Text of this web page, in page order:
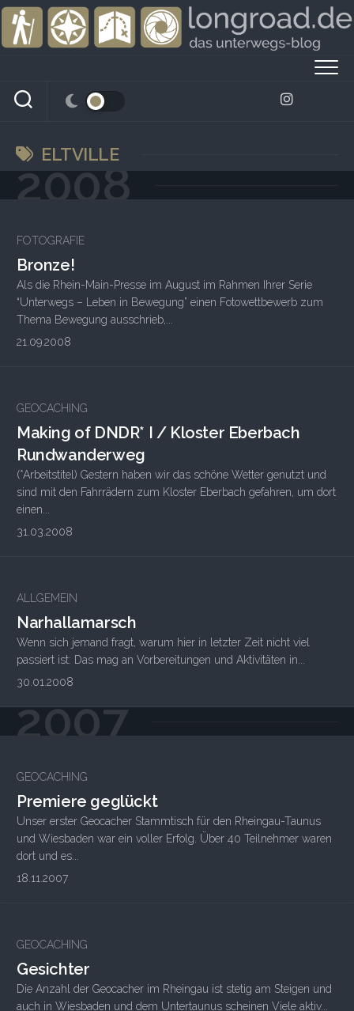
Skip
content
ELTVILLE
2008
FOTOGRAFIE
Bronze!
Als die Rhein-Main-Presse im August im Rahmen Ihrer Serie
“Unterwegs – Leben in Bewegung” einen Fotowettbewerb zum
Thema Bewegung ausschrieb,...
21.09.2008
GEOCACHING
Making of DNDR* I / Kloster Eberbach
Rundwanderweg
(*Arbeitstitel) Gestern haben wir das schöne Wetter genutzt und
sind mit den Fahrrädern zum Kloster Eberbach gefahren, um dort
einen...
31.03.2008
ALLGEMEIN
Narhallamarsch
Wenn sich jemand fragt, warum hier in letzter Zeit nicht viel
passiert ist: Das mag an Vorbereitungen und Aktivitäten in...
30.01.2008
2007
GEOCACHING
Premiere geglückt
Unser erster Geocacher Stammtisch für den Rheingau-Taunus
und Wiesbaden war ein voller Erfolg. Über 40 Teilnehmer waren
dort und es...
18.11.2007
GEOCACHING
Gesichter
Die Anzahl der Geocacher im Rheingau ist stetig am Steigen und
auch in Wiesbaden und dem Untertaunus scheinen Viele aktiv...